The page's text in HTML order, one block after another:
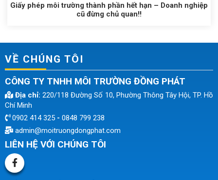
Giấy phép môi trường thành phần hết hạn – Doanh nghiệp
cũ đừng chủ quan!!
VỀ CHÚNG TÔI
CÔNG TY TNHH MÔI TRƯỜNG ĐỒNG PHÁT
Địa chỉ:220/118 Đường Số 10, Phường Thông Tây Hội, TP. Hồ
Chí Minh
0902 414 325 - 0848 799 238
admin@moitruongdongphat.com
LIÊN HỆ VỚI CHÚNG TÔI